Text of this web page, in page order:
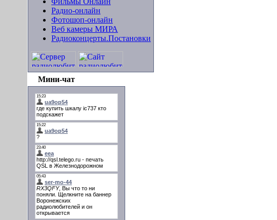
Радио-онлайн
Фотошоп-онлайн
Веб камеры МИРА
Радиоконцерты.Постановки
Мини-чат